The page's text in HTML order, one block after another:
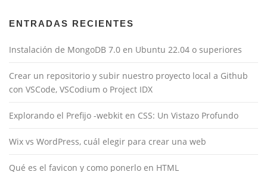
ENTRADAS RECIENTES
Instalación de MongoDB 7.0 en Ubuntu 22.04 o superiores
Crear un repositorio y subir nuestro proyecto local a Github
con VSCode, VSCodium o Project IDX
Explorando el Prefijo -webkit en CSS: Un Vistazo Profundo
Wix vs WordPress, cuál elegir para crear una web
Qué es el favicon y como ponerlo en HTML